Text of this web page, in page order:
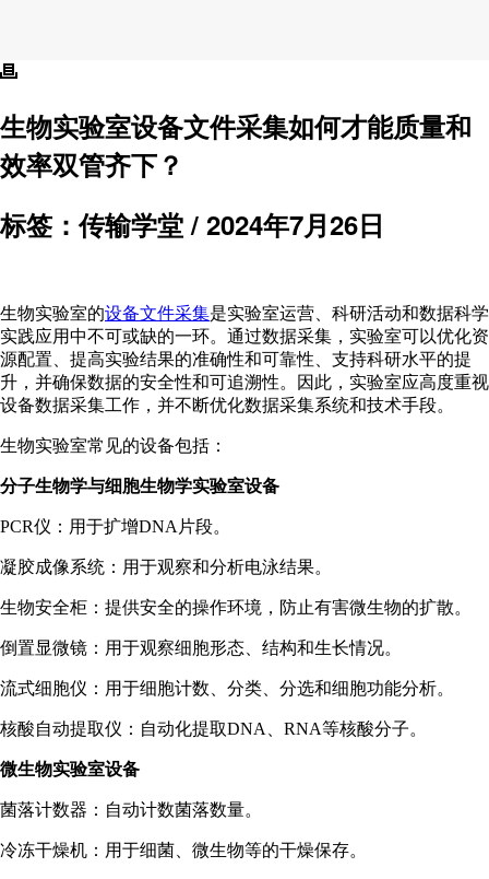
生物实验室设备文件采集如何才能质量和
效率双管齐下？
标签：传输学堂 / 2024年7月26日
生物实验室的设备文件采集是实验室运营、科研活动和数据科学
实践应用中不可或缺的一环。通过数据采集，实验室可以优化资
源配置、提高实验结果的准确性和可靠性、支持科研水平的提
升，并确保数据的安全性和可追溯性。因此，实验室应高度重视
设备数据采集工作，并不断优化数据采集系统和技术手段。
生物实验室常见的设备包括：
分子生物学与细胞生物学实验室设备
PCR仪：用于扩增DNA片段。
凝胶成像系统：用于观察和分析电泳结果。
生物安全柜：提供安全的操作环境，防止有害微生物的扩散。
倒置显微镜：用于观察细胞形态、结构和生长情况。
流式细胞仪：用于细胞计数、分类、分选和细胞功能分析。
核酸自动提取仪：自动化提取DNA、RNA等核酸分子。
微生物实验室设备
菌落计数器：自动计数菌落数量。
冷冻干燥机：用于细菌、微生物等的干燥保存。